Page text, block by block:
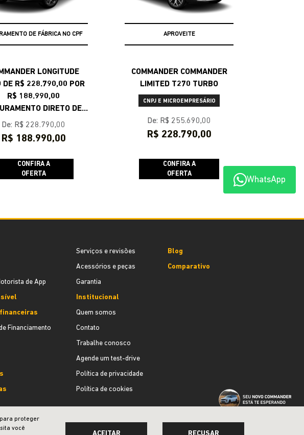
DE FÁBRICA NO CPF
LONGITUDE
DE R$ 228.790,00 POR
R$ 188.990,00
DIRETO DE
FÁBRICA NO CPF
De: R$ 228.790,00
R$ 188.990,00
CONFIRA A
OFERTA
APROVEITE
COMMANDER COMMANDER
LIMITED T270 TURBO
CNPJ E MICROEMPRESÁRIO
De: R$ 255.690,00
R$ 228.790,00
CONFIRA A
OFERTA
WhatsApp
de App
Financiamento
Serviços e revisões
Acessórios e peças
Garantia
Institucional
Quem somos
Contato
Trabalhe conosco
Agende um test-drive
Política de privacidade
Política de cookies
Blog
Comparativo
proteger
você
ACEITAR RECUSAR